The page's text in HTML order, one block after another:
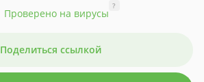
Проверено на вирусы
?
Поделиться ссылкой